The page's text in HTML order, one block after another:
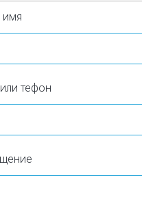
тефон